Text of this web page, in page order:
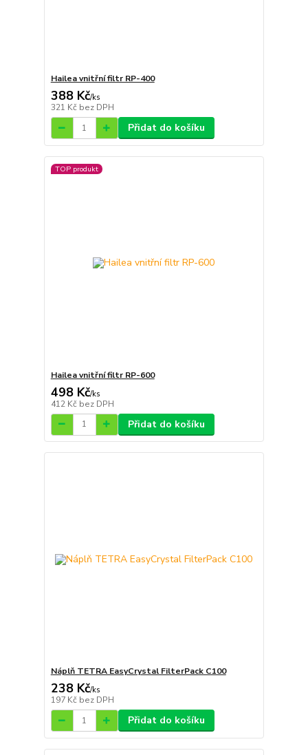
Hailea vnitřní filtr RP-400
388 Kč/ks
321 Kč bez DPH
Přidat do košíku
TOP produkt
Hailea vnitřní filtr RP-600
498 Kč/ks
412 Kč bez DPH
Přidat do košíku
Náplň TETRA EasyCrystal FilterPack C100
238 Kč/ks
197 Kč bez DPH
Přidat do košíku